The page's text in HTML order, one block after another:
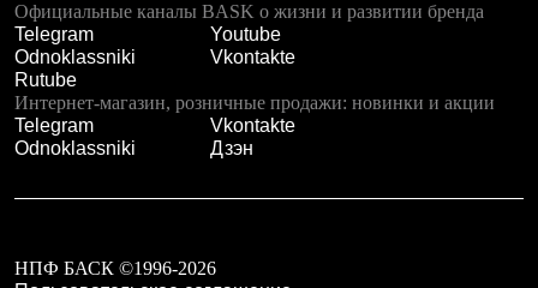
Официальные каналы BASK о жизни и развитии бренда
Telegram
Youtube
Odnoklassniki
Vkontakte
Rutube
Интернет-магазин, розничные продажи: новинки и акции
Telegram
Vkontakte
Odnoklassniki
Дзэн
НПФ БАСК ©1996-2026